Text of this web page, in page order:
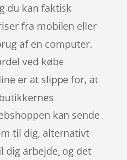
du kan faktisk
fra mobilen eller
af en computer.
ved købe
er at slippe for, at
kan sende
til dig, alternativt
dig arbejde, og det